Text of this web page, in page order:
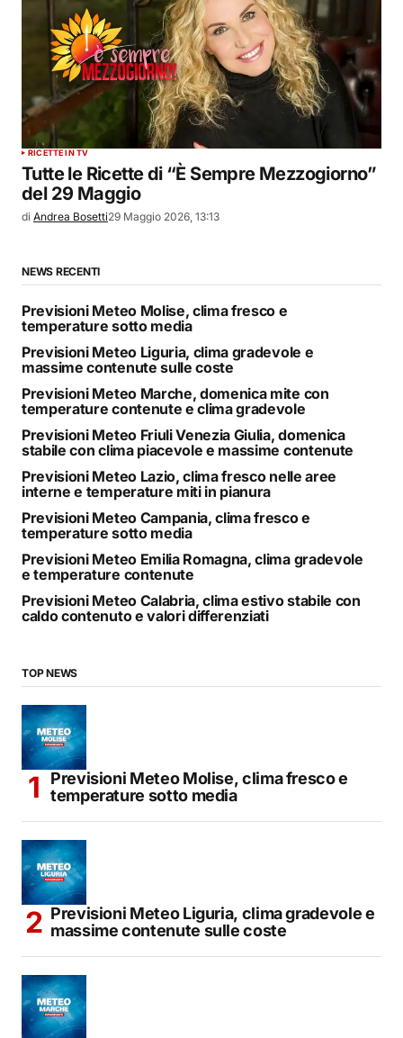
RICETTE IN TV
Tutte le Ricette di “È Sempre Mezzogiorno”
del 29 Maggio
di Andrea Bosetti29 Maggio 2026, 13:13
NEWS RECENTI
Previsioni Meteo Molise, clima fresco e
temperature sotto media
Previsioni Meteo Liguria, clima gradevole e
massime contenute sulle coste
Previsioni Meteo Marche, domenica mite con
temperature contenute e clima gradevole
Previsioni Meteo Friuli Venezia Giulia, domenica
stabile con clima piacevole e massime contenute
Previsioni Meteo Lazio, clima fresco nelle aree
interne e temperature miti in pianura
Previsioni Meteo Campania, clima fresco e
temperature sotto media
Previsioni Meteo Emilia Romagna, clima gradevole
e temperature contenute
Previsioni Meteo Calabria, clima estivo stabile con
caldo contenuto e valori differenziati
TOP NEWS
Previsioni Meteo Molise, clima fresco e
temperature sotto media
Previsioni Meteo Liguria, clima gradevole e
massime contenute sulle coste